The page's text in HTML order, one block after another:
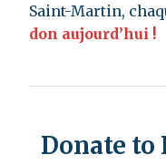
Saint-Martin,
don aujourd’hui !
Donate to